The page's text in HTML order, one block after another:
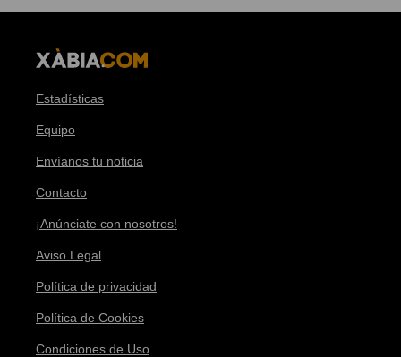
Estadísticas
Equipo
Envíanos tu noticia
Contacto
¡Anúnciate con nosotros!
Aviso Legal
Política de privacidad
Política de Cookies
Condiciones de Uso